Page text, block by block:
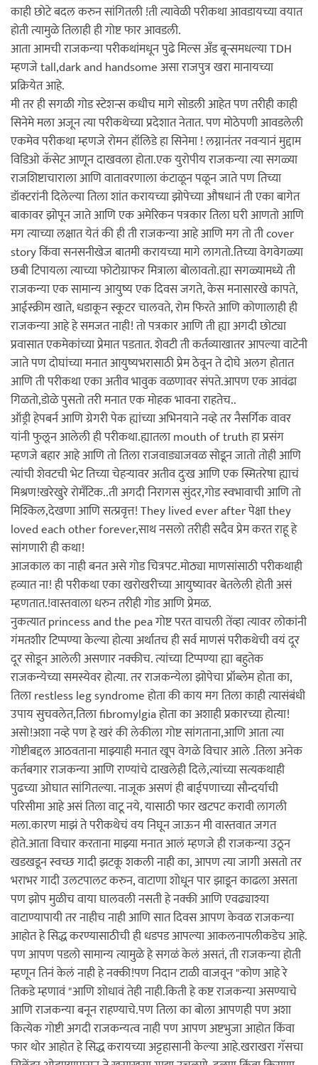
काही छोटे बदल करुन सांगितली !ती त्यावेळी परीकथा आवडायच्या वयात
होती त्यामुळे तिलाही ही गोष्ट फार आवडली.
आता आमची राजकन्या परीकथांमधून पुढे मिल्स अँड बून्समधल्या TDH
म्हणजे tall,dark and handsome असा राजपुत्र खरा मानायच्या
प्रक्रियेत आहे.
मी तर ही सगळी गोड स्टेशन्स कधीच मागे सोडली आहेत पण तरीही काही
सिनेमे मला अजून त्या परीकथेच्या प्रदेशात नेतात. पण मोठेपणी आवडलेली
एकमेव परीकथा म्हणजे रोमन हॉलिडे हा सिनेमा ! लग्नानंतर नवऱ्यानं मुद्दाम
विडिओ कॅसेट आणून दाखवला होता.एक युरोपीय राजकन्या त्या सगळ्या
राजशिष्टाचाराला आणि वातावरणाला कंटाळून पळून जाते पण तिच्या
डॉक्टरांनी दिलेल्या तिला शांत करायच्या झोपेच्या औषधानं ती एका बागेत
बाकावर झोपून जाते आणि एक अमेरिकन पत्रकार तिला घरी आणतो आणि
मग त्याच्या लक्षात येतं की ही ती राजकन्या आहे आणि मग तो ती cover
story किंवा सनसनीखेज बातमी करायच्या मागे लागतो.तिच्या वेगवेगळ्या
छबी टिपायला त्याच्या फोटोग्राफर मित्राला बोलावतो.ह्या सगळ्यामध्ये ती
राजकन्या एक सामान्य आयुष्य एक दिवस जगते, केस मनासारखे कापते,
आईस्क्रीम खाते, धडाकून स्कूटर चालवते, रोम फिरते आणि कोणालाही ही
राजकन्या आहे हे समजत नाही! तो पत्रकार आणि ती ह्या अगदी छोट्या
प्रवासात एकमेकांच्या प्रेमात पडतात. शेवटी ती कर्तव्याखातर आपल्या वाटेनी
जाते पण दोघांच्या मनात आयुष्यभरासाठी प्रेम ठेवून ते दोघे अलग होतात
आणि ती परीकथा एका अतीव भावुक वळणावर संपते.आपण एक आवंढा
गिळतो,डोळे पुसतो तरी मनात एक मोहक भावना राहतेच..
ऑड्री हेपबर्न आणि ग्रेगरी पेक ह्यांच्या अभिनयाने नव्हे तर नैसर्गिक वावर
यांनी फुलून आलेली ही परीकथा.ह्यातला mouth of truth हा प्रसंग
म्हणजे बहार आहे आणि तो तिला राजवाड्याजवळ सोडून जातो तोही आणि
त्यांची शेवटची भेट तिच्या चेहऱ्यावर अतीव दुःख आणि एक स्मितरेषा ह्याचं
मिश्रण!खरेखुरे रोमँटिक..ती अगदी निरागस सुंदर,गोड स्वभावाची आणि तो
मिश्किल,देखणा आणि सत्प्रवृत्त! They lived ever after पेक्षा they
loved each other forever,साथ नसलो तरीही सदैव प्रेम करत राहू हे
सांगणारी ही कथा!
आजकाल का नाही बनत असे गोड चित्रपट.मोठ्या माणसांसाठी परीकथाही
हव्यात ना! ही परीकथा एका खरोखरीच्या आयुष्यावर बेतलेली होती असं
म्हणतात.!वास्तवाला धरुन तरीही गोड आणि प्रेमळ.
नुकत्यात princess and the pea गोष्ट परत वाचली तेंव्हा त्यावर लोकांनी
गंमतशीर टिप्पण्या केल्या होत्या अर्थातच ही सर्व माणसं परीकथेची वयं दूर
दूर सोडून आलेली असणार नक्कीच. त्यांच्या टिप्पण्या ह्या बहुतेक
राजकन्येच्या समस्येवर होत्या. तर राजकन्येला झोपेचा प्रॉब्लेम होता का,
तिला restless leg syndrome होता की काय मग तिला काही त्यासंबंधी
उपाय सुचवलेत,तिला fibromylgia होता का अशाही प्रकारच्या होत्या!
असो!अशा नव्हे पण हे खरं की लेकीला गोष्ट सांगताना,आणि आता त्या
गोष्टीबद्दल आठवताना माझ्याही मनात खूप वेगळे विचार आले .तिला अनेक
कर्तबगार राजकन्या आणि राण्यांचे दाखलेही दिले,त्यांच्या सत्यकथाही
पुढच्या ओघात सांगितल्या. नाजूक असणं ही बाईपणाच्या सौन्दर्याची
परिसीमा आहे असं तिला वाटू नये, यासाठी फार खटपट करावी लागली
मला.कारण माझं ते परीकथेचं वय निघून जाऊन मी वास्तवात जगत
होते.आता विचार करताना माझ्या मनात आलं म्हणजे ही राजकन्या उठून
खडखडून स्वच्छ गादी झटकू शकली नाही का, आपण त्या जागी असतो तर
भराभर गादी उलटपालट करुन, वाटाणा शोधून पार झाडून काढला असता
पण झोप मुळीच वाया घालवली नसती हे नक्की आणि एवढ्याश्या
वाटाण्यापायी तर नाहीच नाही आणि सात दिवस आपण केवळ राजकन्या
आहोत हे सिद्ध करण्यासाठीची ही धडपड आपल्या आकलनापलीकडेच आहे.
पण आपण पडलो सामान्य त्यामुळे हे सगळं केलं असतं, ती राजकन्या होती
म्हणून तिनं केलं नाही हे नक्की!पण निदान टाळी वाजवून "कोण आहे रे
तिकडे म्हणावं "आणि शोधावं तेही नाही.किती हे कष्ट राजकन्या असण्याचे
आणि राजकन्या बनून राहण्याचे.पण तिला का बोला आपणही पण अशा
कित्येक गोष्टी अगदी राजकन्यत्व नाही पण आपण अष्टभुजा आहोत किंवा
फार थोर आहोत हे सिद्ध करायच्या अट्टहासानी केल्या आहे.खराखरा गॅसचा